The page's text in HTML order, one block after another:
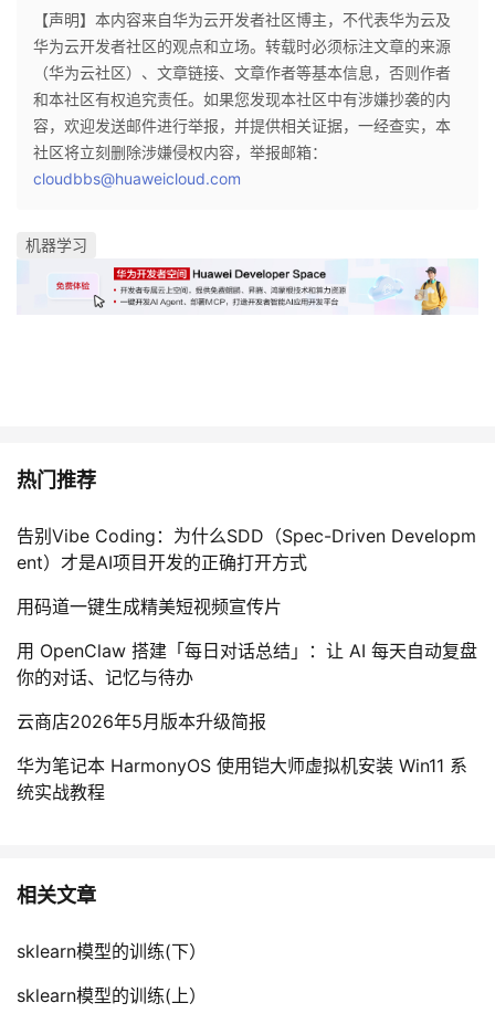
【声明】本内容来自华为云开发者社区博主，不代表华为云及
华为云开发者社区的观点和立场。转载时必须标注文章的来源
（华为云社区）、文章链接、文章作者等基本信息，否则作者
和本社区有权追究责任。如果您发现本社区中有涉嫌抄袭的内
容，欢迎发送邮件进行举报，并提供相关证据，一经查实，本
社区将立刻删除涉嫌侵权内容，举报邮箱：
cloudbbs@huaweicloud.com
机器学习
热门推荐
告别Vibe Coding：为什么SDD（Spec-Driven Developm
ent）才是AI项目开发的正确打开方式
用码道一键生成精美短视频宣传片
用 OpenClaw 搭建「每日对话总结」：让 AI 每天自动复盘
你的对话、记忆与待办
云商店2026年5月版本升级简报
华为笔记本 HarmonyOS 使用铠大师虚拟机安装 Win11 系
统实战教程
相关文章
sklearn模型的训练(下）
sklearn模型的训练(上）